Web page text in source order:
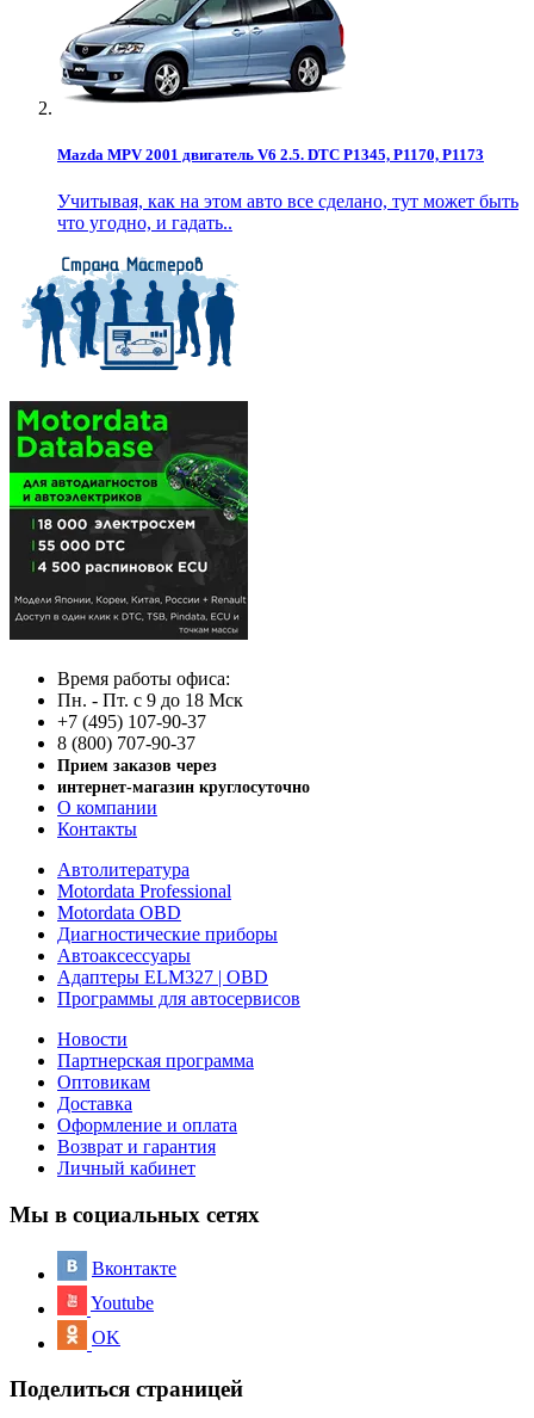
Mazda MPV 2001 двигатель V6 2.5. DTC P1345, P1170, P1173
Учитывая, как на этом авто все сделано, тут может быть
что угодно, и гадать..
Время работы офиса:
Пн. - Пт. с 9 до 18 Мск
+7 (495) 107-90-37
8 (800) 707-90-37
Прием заказов через
интернет-магазин круглосуточно
О компании
Контакты
Автолитература
Motordata Professional
Motordata OBD
Диагностические приборы
Автоаксессуары
Адаптеры ELM327 | OBD
Программы для автосервисов
Новости
Партнерская программа
Оптовикам
Доставка
Оформление и оплата
Возврат и гарантия
Личный кабинет
Мы в социальных сетях
Вконтакте
Youtube
OK
Поделиться страницей